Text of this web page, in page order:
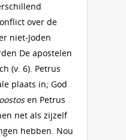
over de
niet-Joden
De apostelen
(v. 6). Petrus
plaats in; God
en Petrus
net als zijzelf
hebben. Nou